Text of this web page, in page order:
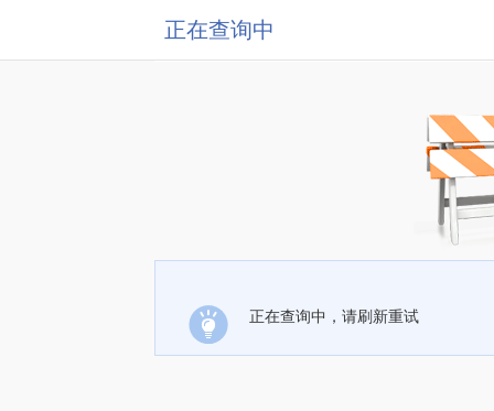
正在查询中
正在查询中，请刷新重试